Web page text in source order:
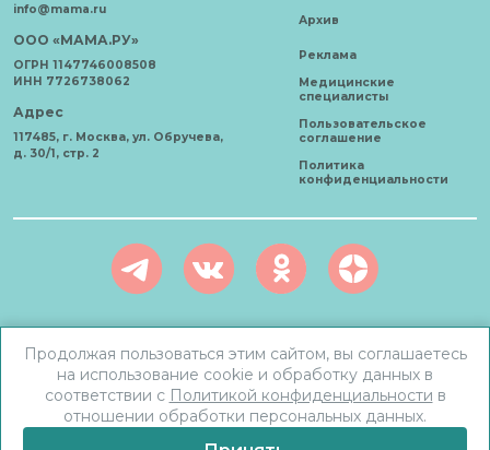
info@mama.ru
ООО «МАМА.РУ»
ОГРН 1147746008508
ИНН 7726738062
Адрес
117485, г. Москва, ул. Обручева,
д. 30/1, стр. 2
Архив
Реклама
Медицинские
специалисты
Пользовательское
соглашение
Политика
конфиденциальности
использование материалов допускается только с письменного
согласия.
Продолжая пользоваться этим сайтом, вы соглашаетесь
на использование cookie и обработку данных в
соответствии с Политикой конфиденциальности в
отношении обработки персональных данных.